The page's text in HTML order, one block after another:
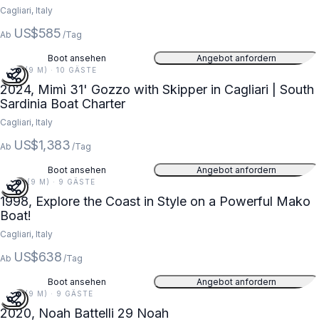
Cagliari, Italy
Ab US$585 /Tag
Boot ansehen Angebot anfordern
31 FT (9 M) · 10 GÄSTE
2024, Mimì 31' Gozzo with Skipper in Cagliari | South
Sardinia Boat Charter
Cagliari, Italy
Ab US$1,383 /Tag
Boot ansehen Angebot anfordern
28 FT (9 M) · 9 GÄSTE
1998, Explore the Coast in Style on a Powerful Mako
Boat!
Cagliari, Italy
Ab US$638 /Tag
Boot ansehen Angebot anfordern
31 FT (9 M) · 9 GÄSTE
2020, Noah Battelli 29 Noah